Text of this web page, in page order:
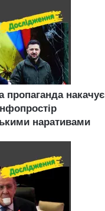
пропаганда накачує
наративами